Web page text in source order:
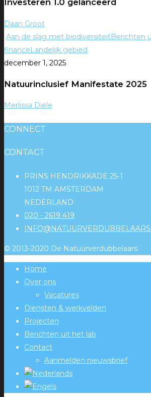
Investeren 1.0 gelanceerd
Daan Groot
Aan de slag met biodiversiteitBerichten
financeLandelijk gebied
december 1, 2025
Natuurinclusief Manifestate 2025
Merlissa Diele
CONNECT
CONTACT
PRINS HENDRIKKADE 25-1
1012 TM AMSTERDAM
NEDERLAND
020 - 2619 419
© 2013-2020 De Natuurverdubbelaars
Home
Over ons
Vacatures
Diensten & werkvelden
Projecten
Berichten uit het lab
Contact
Aanmelden nieuwsbrief